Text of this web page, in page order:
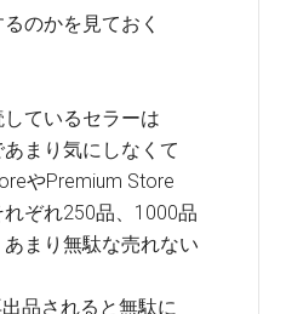
のかを見ておく
ているセラーは
まり気にしなくて
やPremium Store
ぞれ250品、1000品
まり無駄な売れない
品されると無駄に